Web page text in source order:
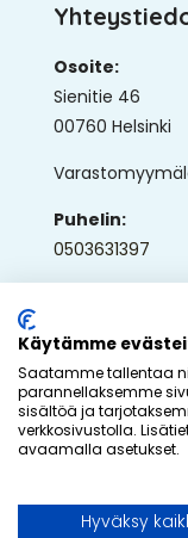
Osoite:
Sienitie 46
00760 Helsinki
Puhelin:
0503631397
© 2026 - Ullaka
Käytämme
Saatamme tallentaa
parannellaksemme
sisältöä ja
verkkosivustolla.
avaamalla asetukset.
Hyväksy